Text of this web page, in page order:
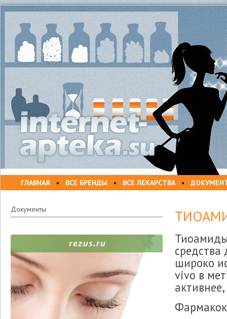
ГЛАВНАЯ • ВСЕ БРЕНДЫ • ВСЕ ЛЕКАРСТВА•
Документы
средства
широко
vivo в